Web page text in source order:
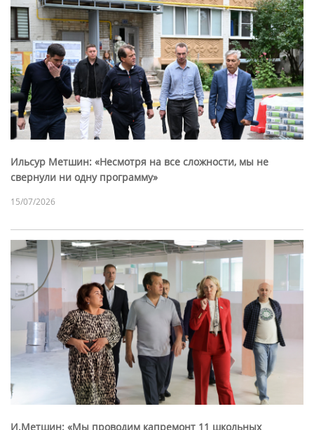
Ильсур Метшин: «Несмотря на все сложности, мы не
свернули ни одну программу»
15/07/2026
И.Метшин: «Мы проводим капремонт 11 школьных